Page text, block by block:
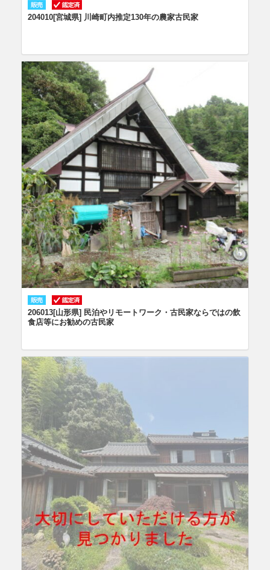
204010[宮城県] 川崎町内推定130年の農家古民家
206013[山形県] 民泊やリモートワーク・古民家ならではの飲
食店等にお勧めの古民家